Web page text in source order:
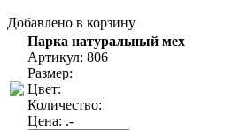
Добавлено в корзину
Парка натуральный мех
Артикул: 806
Размер:
Цвет:
Количество:
Цена: .-